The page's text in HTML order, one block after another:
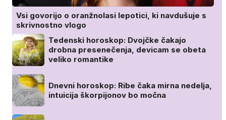
Vsi govorijo o oranžnolasi lepotici, ki navdušuje s
skrivnostno vlogo
Tedenski horoskop: Dvojčke čakajo
drobna presenečenja, devicam se obeta
veliko romantike
Dnevni horoskop: Ribe čaka mirna nedelja,
intuicija škorpijonov bo močna